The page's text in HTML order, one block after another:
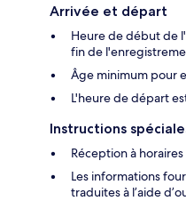
Arrivée et départ
Heure de début de
fin de
Âge minimum pour
L'heure de départ
Instructions
Réception à
Les informations
traduites à l’aide